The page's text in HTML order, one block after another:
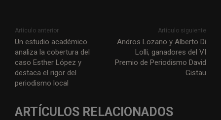
Artículo anterior
Un estudio académico
analiza la cobertura del
caso Esther López y
destaca el rigor del
periodismo local
Artículo siguiente
Andros Lozano y Alberto Di
Lolli, ganadores del VI
Premio de Periodismo David
Gistau
ARTÍCULOS RELACIONADOS